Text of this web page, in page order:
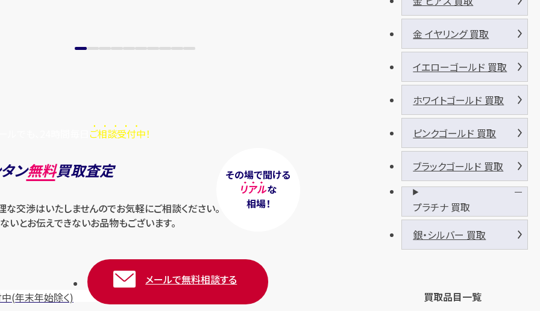
ご相談受付中！
その場で聞ける
リアルな
相場！
ン無料買取査定
交渉はいたしませんのでお気軽にご相談ください。
いとお伝えできないお品物もございます。
(年末年始除く)
メールで無料相談する
金 イヤリング 買取
イエローゴールド 買取
ホワイトゴールド 買取
ピンクゴールド 買取
ブラックゴールド 買取
プラチナ 買取
銀・シルバー 買取
買取品目一覧